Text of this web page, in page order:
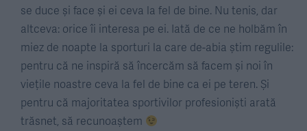
se duce și face și ei ceva la fel de bine. Nu tenis, dar
altceva: orice îi interesa pe ei. Iată de ce ne holbăm în
miez de noapte la sporturi la care de-abia știm regulile:
pentru că ne inspiră să încercăm să facem și noi în
viețile noastre ceva la fel de bine ca ei pe teren. Și
pentru că majoritatea sportivilor profesioniști arată
trăsnet, să recunoaștem